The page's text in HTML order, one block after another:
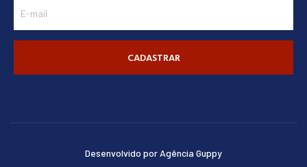
CADASTRAR
Desenvolvido por Agência Guppy